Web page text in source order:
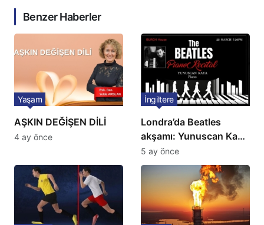
Benzer Haberler
AŞKIN DEĞİŞEN DİLİ
Yaşam
4 ay önce
Londra’da Beatles
akşamı: Yunuscan Kaya
klasik yorumuyla
sahnede
İngiltere
5 ay önce